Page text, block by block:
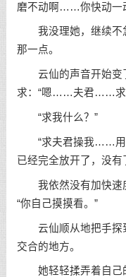
磨不动啊……你快动
我没理她，继续不
那一点。
云仙的声音开始变
求：“嗯……夫君……
“求我什么？”
“求夫君操我……用
已经完全放开了，没有
我依然没有加快速度
“你自己摸摸看。”
云仙顺从地把手探
交合的地方。
她轻轻揉弄着自己的